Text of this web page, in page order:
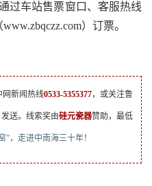
过车站售票窗口、客服热线
）订票。
新闻热线0533-5355377，或关注鲁
送。线索奖由硅元瓷器赞助，最低
”，走进中南海三十年！